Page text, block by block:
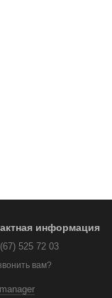
информация
525 72 03
вам?